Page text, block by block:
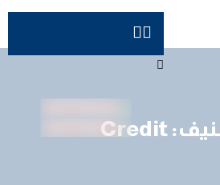
Credit